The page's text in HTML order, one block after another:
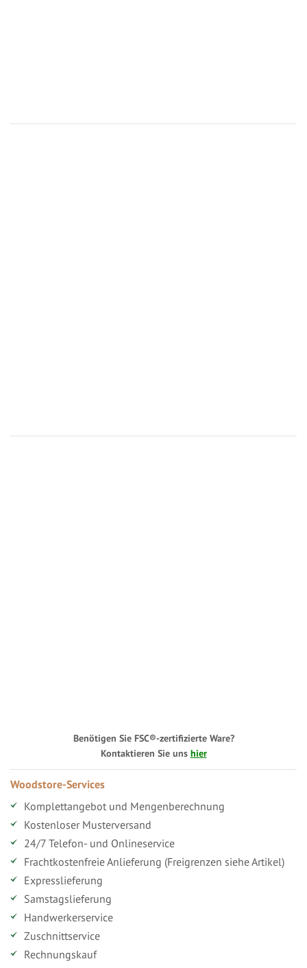
Benötigen Sie FSC®-zertifizierte Ware?
Kontaktieren Sie uns hier
Woodstore-Services
Komplettangebot und Mengenberechnung
Kostenloser Musterversand
24/7 Telefon- und Onlineservice
Frachtkostenfreie Anlieferung (Freigrenzen siehe Artikel)
Expresslieferung
Samstagslieferung
Handwerkerservice
Zuschnittservice
Rechnungskauf